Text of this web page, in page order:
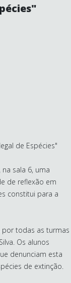
de Espécies"
sala 6, uma
de reflexão em
constitui para a
todas as turmas
Os alunos
denunciam esta
de extinção.